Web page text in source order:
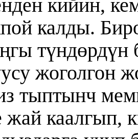
кийин,
калды.
түндөрдүн
жоголгон
тыптынч
жай каалгып,